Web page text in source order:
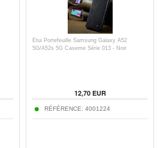
Étui Portefeuille Samsung Galaxy A52
5G/A52s 5G Caseme Série 013 - Noir
12,70EUR
RÉFÉRENCE: 4001224